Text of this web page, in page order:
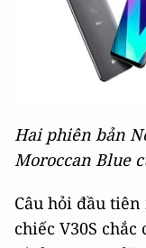
Hai phiên bản
Moroccan Blue
Câu hỏi đầu
chiếc V30S chắc